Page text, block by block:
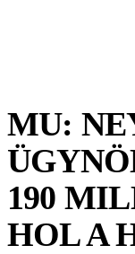
MU:
190
HOL A